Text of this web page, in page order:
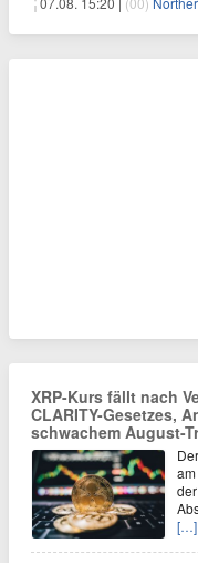
XRP-Kurs fällt nach
CLARITY-Gesetzes,
schwachem August-
[…]